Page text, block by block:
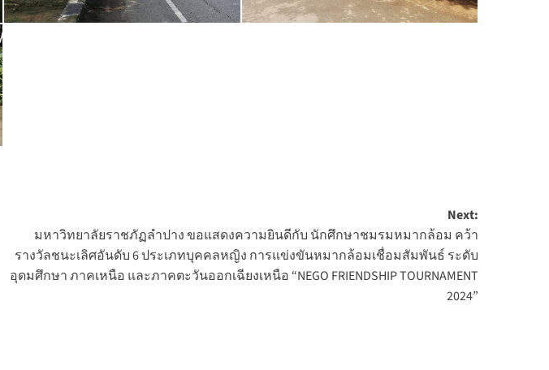
Next:
มหาวิทยาลัยราชภัฏลำปาง ขอแสดงความยินดีกับ นักศึกษาชมรมหมากล้อม คว้า
รางวัลชนะเลิศอันดับ 6 ประเภทบุคคลหญิง การแข่งขันหมากล้อมเชื่อมสัมพันธ์ ระดับ
อุดมศึกษา ภาคเหนือ และภาคตะวันออกเฉียงเหนือ “NEGO FRIENDSHIP TOURNAMENT
2024”